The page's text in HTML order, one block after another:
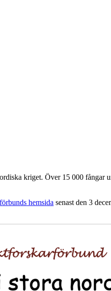
kriget. Över 15 000
hemsida senast den 3